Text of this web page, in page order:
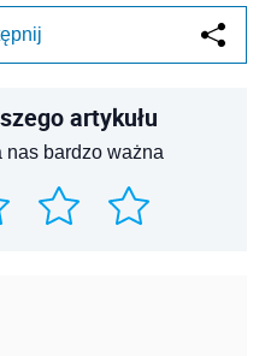
artykułu
nas bardzo ważna